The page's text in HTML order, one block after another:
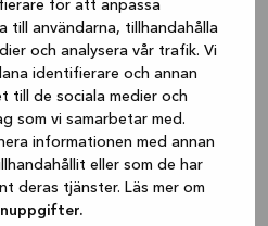
för att anpassa
till användarna, tillhandahålla
och analysera vår trafik. Vi
identifierare och annan
till de sociala medier och
som vi samarbetar med.
informationen med annan
eller som de har
deras tjänster. Läs mer om